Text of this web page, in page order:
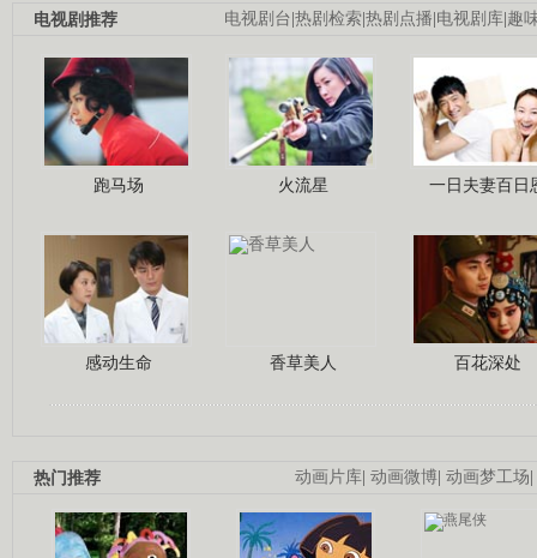
电视剧台|热剧检索|热剧点播|电视剧库|趣
电视剧推荐
跑马场 火流星 一日夫妻百日
感动生命 香草美人 百花深处
动画片库| 动画微博| 动画梦工场|
热门推荐